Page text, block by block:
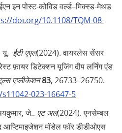
इन पोस्ट-कोविड वर्ल्ड–मिक्स्ड-मेथड
doi.org/10.1108/TQM-08-
यू. ईटी एएल(2024). वायरलेस सेंसर
फ़ायर डिटेक्शन यूजिंग दीप लर्निंग एंड
एप्लीकेशन83, 26733–26750.
023-16647-5
जे.. एट अल(2024). एनसेम्बल
आप्टिमाइजेशन मॉडेल फॉर डीडीओएस